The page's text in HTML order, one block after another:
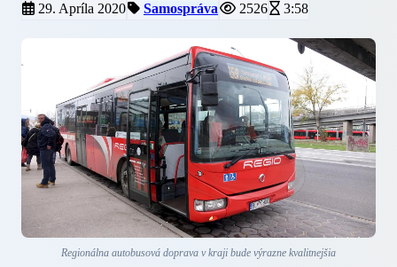
29. Apríla 2020 Samospráva 2526 3:58
Regionálna autobusová doprava v kraji bude výrazne kvalitnejšia